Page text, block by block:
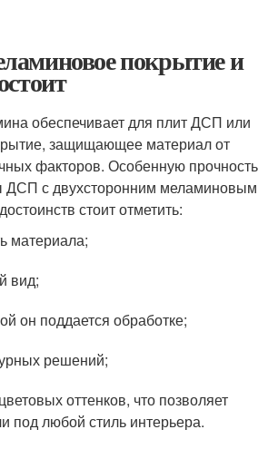
покрытие и
обеспечивает для плит ДСП или
защищающее материал от
факторов. Особенную прочность
ДСП с двухсторонним меламиновым
стоит отметить:
материала;
вид;
он поддается обработке;
решений;
оттенков, что позволяет
под любой стиль интерьера.